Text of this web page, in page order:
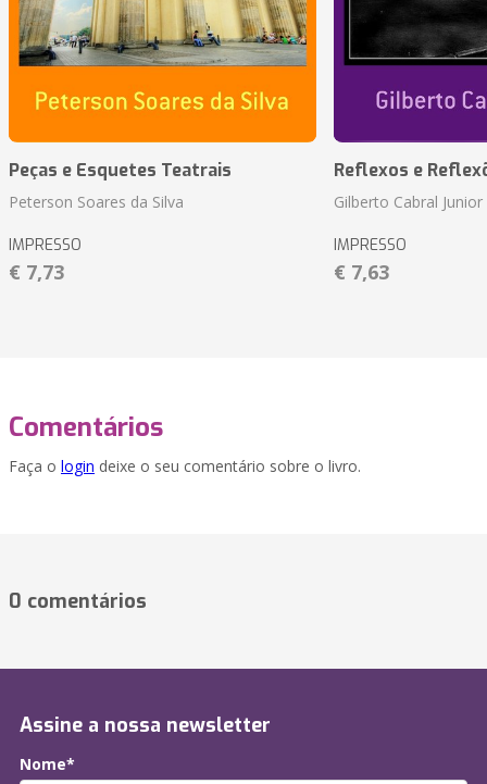
Peças e Esquetes Teatrais
Peterson Soares da Silva
IMPRESSO
€ 7,73
Reflexos e
Gilberto Cabral Junior
IMPRESSO
€ 7,63
Comentários
Faça o login deixe o seu comentário sobre o livro.
0 comentários
Assine a nossa newsletter
Nome*